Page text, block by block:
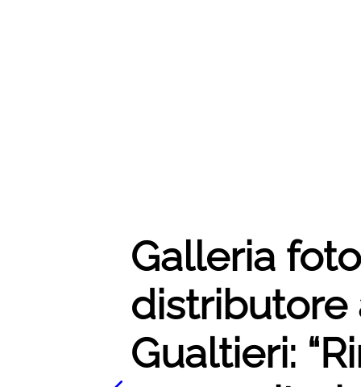
Galleria
distributore
Gualtieri: